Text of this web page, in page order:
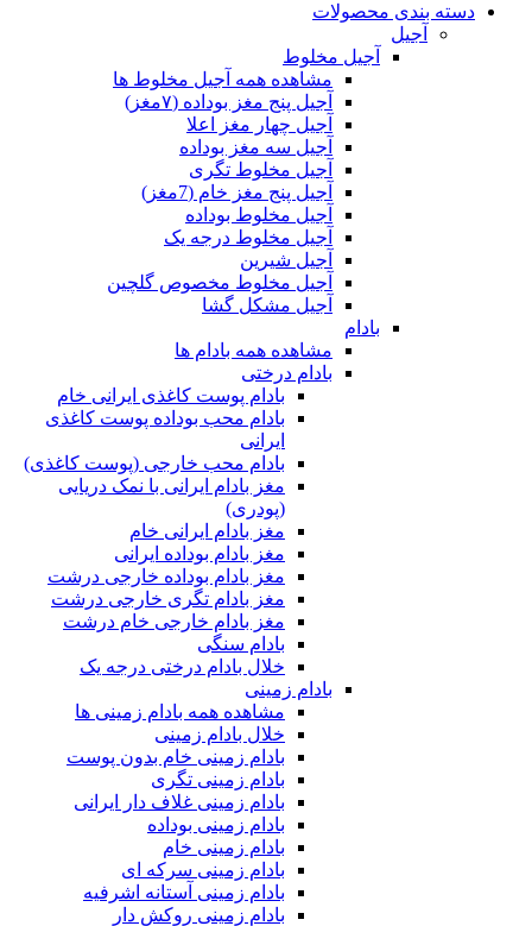
دسته بندی محصولات
آجیل
آجیل مخلوط
مشاهده همه آجیل مخلوط ها
آجیل پنج مغز بوداده (۷مغز)
آجیل چهار مغز اعلا
آجیل سه مغز بوداده
آجیل مخلوط تگری
آجیل پنج مغز خام (7مغز)
آجیل مخلوط بوداده
آجیل مخلوط درجه یک
آجیل شیرین
آجیل مخلوط مخصوص گلچین
آجیل مشکل گشا
بادام
مشاهده همه بادام ها
بادام درختی
بادام پوست کاغذی ایرانی خام
بادام محب بوداده پوست کاغذی
ایرانی
بادام محب خارجی (پوست کاغذی)
مغز بادام ایرانی با نمک دریایی
(پودری)
مغز بادام ایرانی خام
مغز بادام بوداده ایرانی
مغز بادام بوداده خارجی درشت
مغز بادام تگری خارجی درشت
مغز بادام خارجی خام درشت
بادام سنگی
خلال بادام درختی درجه یک
بادام زمینی
مشاهده همه بادام زمینی ها
خلال بادام زمینی
بادام زمینی خام بدون پوست
بادام زمینی تگری
بادام زمینی غلاف دار ایرانی
بادام زمینی بوداده
بادام زمینی خام
بادام زمینی سرکه ای
بادام زمینی آستانه اشرفیه
بادام زمینی روکش دار